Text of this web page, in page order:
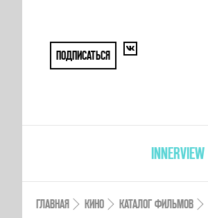
ПОДПИСАТЬСЯ
INNERVIEW
ГЛАВНАЯ КИНО КАТАЛОГ ФИЛЬМОВ